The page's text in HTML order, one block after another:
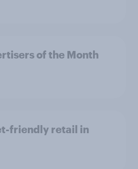
of the Month
friendly retail in